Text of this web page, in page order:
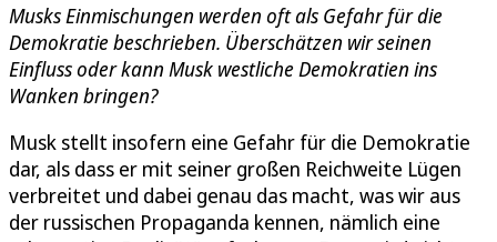
Musks Einmischungen werden oft als Gefahr für die
Demokratie beschrieben. Überschätzen wir seinen
Einfluss oder kann Musk westliche Demokratien ins
Wanken bringen?
Musk stellt insofern eine Gefahr für die Demokratie
dar, als dass er mit seiner großen Reichweite Lügen
verbreitet und dabei genau das macht, was wir aus
der russischen Propaganda kennen, nämlich eine